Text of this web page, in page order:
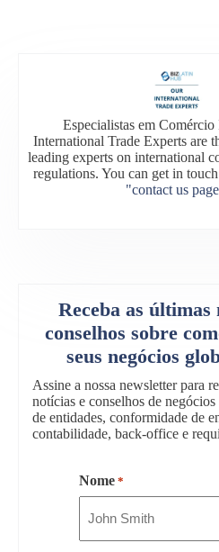
Especialistas em
International Trade Experts are
leading experts on international
regulations. You can get in
"contact us
Receba as últimas
conselhos sobre
seus negócios
Assine a nossa newsletter para
notícias e conselhos de
de entidades, conformidade de
contabilidade, back-office e
Nome *